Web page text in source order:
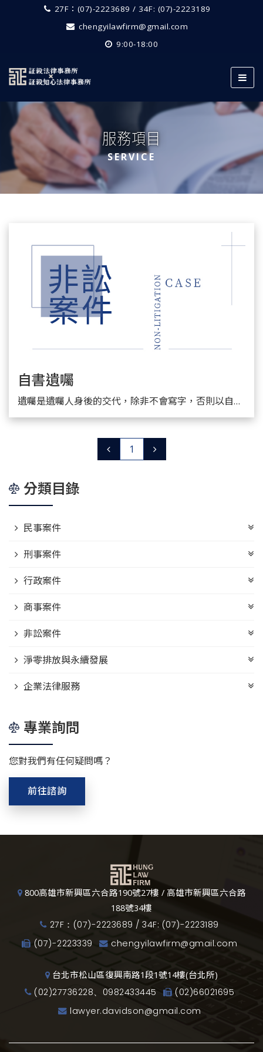
27F：(07)-2223689 / 34F: (07)-2223189
chengyilawfirm@gmail.com
9:00-18:00
服務項目
SERVICE
詳細閱讀
自書遺囑
遺囑是遺囑人身後的交代，除非不會寫字，否則以自書遺囑請求認證，最為簡便，自書遺囑經認證，可避免日後發生遺囑真假之爭議。
1
分類目錄
民事案件
刑事案件
行政案件
商事案件
非訟案件
淨零排放與永續發展
企業法律服務
專業詢問
您對我們有任何疑問嗎？
前往諮詢
800高雄市新興區六合路190號27樓 / 高雄市新興區六合路
188號34樓
27F：(07)-2223689 / 34F: (07)-2223189
(07)-2223339
chengyilawfirm@gmail.com
台北市松山區復興南路1段1號14樓(台北所)
(02)27736228、0982433445
(02)66021695
lawyer.davidson@gmail.com